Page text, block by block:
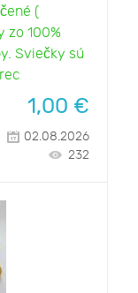
(
zo 100%
Sviečky sú
1,00 €
02.08.2026
232